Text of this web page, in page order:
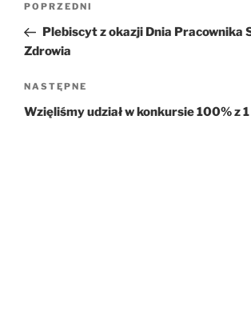
wpisu
Poprzedni
wpis
POPRZEDNI
Plebiscyt z okazji Dnia Pracownika
Zdrowia
Następny
wpis
NASTĘPNE
Wzięliśmy udział w konkursie 100% z 1